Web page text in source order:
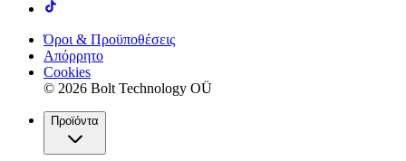
Όροι & Προϋποθέσεις
Απόρρητο
Cookies
© 2026 Bolt Technology OÜ
Προϊόντα